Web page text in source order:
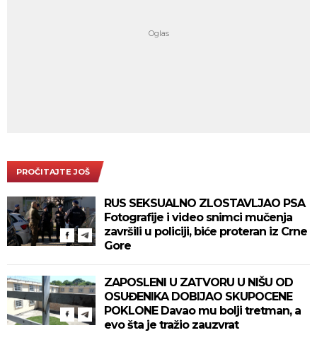
PROČITAJTE JOŠ
RUS SEKSUALNO ZLOSTAVLJAO PSA
Fotografije i video snimci mučenja
završili u policiji, biće proteran iz Crne
Gore
ZAPOSLENI U ZATVORU U NIŠU OD
OSUĐENIKA DOBIJAO SKUPOCENE
POKLONE Davao mu bolji tretman, a
evo šta je tražio zauzvrat